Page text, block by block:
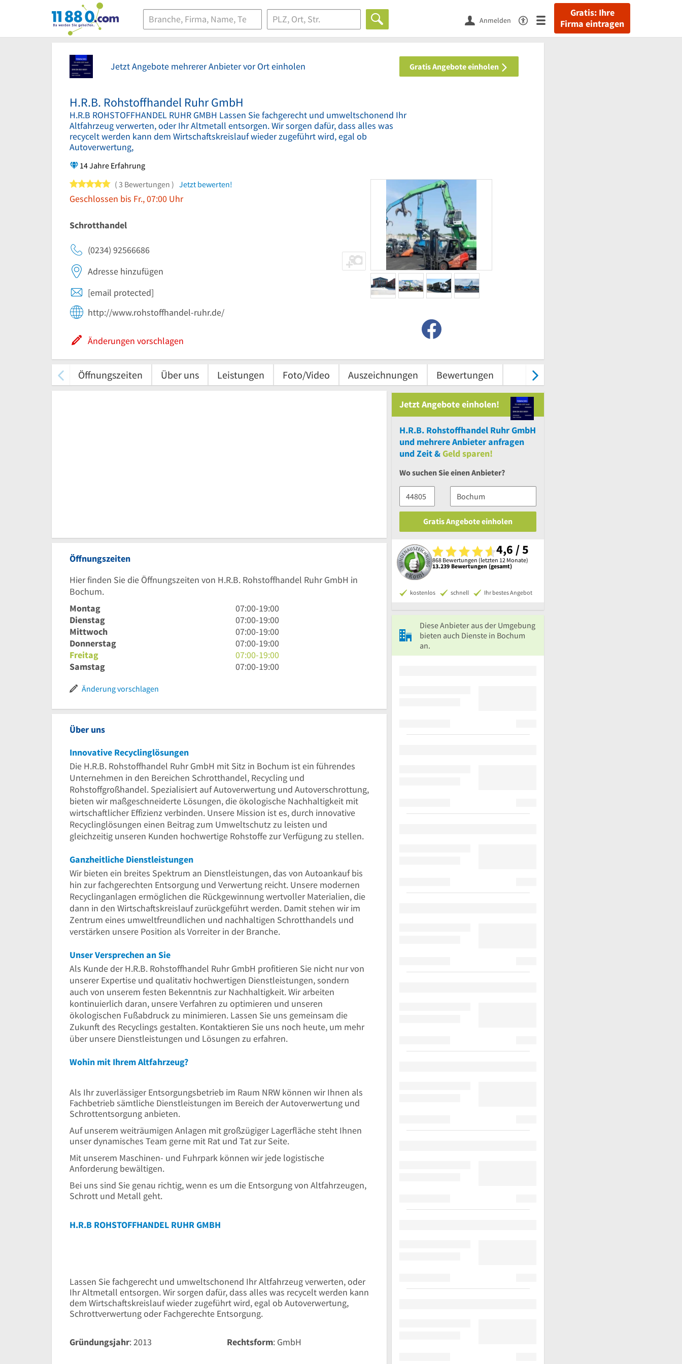
11880.com
Gratis: Ihre
Firma eintragen
Anmelden
Jetzt Angebote mehrerer Anbieter vor Ort einholen Gratis Angebote einholen
H.R.B. Rohstoffhandel Ruhr GmbH
H.R.B ROHSTOFFHANDEL RUHR GMBH Lassen Sie fachgerecht und umweltschonend Ihr
Altfahrzeug verwerten, oder Ihr Altmetall entsorgen. Wir sorgen dafür, dass alles was
recycelt werden kann dem Wirtschaftskreislauf wieder zugeführt wird, egal ob
Autoverwertung,
14 Jahre Erfahrung
5 von 5 Sternen
3 Bewertungen Jetzt bewerten!
Geschlossen bis Fr., 07:00 Uhr
Schrotthandel
(0234) 92566686
Adresse hinzufügen
[email protected]
http://www.rohstoffhandel-ruhr.de/
Änderungen vorschlagen
Öffnungszeiten Über uns Leistungen Foto/Video Auszeichnungen Bewertungen Kontakt
Öffnungszeiten
Hier finden Sie die Öffnungszeiten von H.R.B. Rohstoffhandel Ruhr GmbH in
Bochum.
Montag
7
Uhr
bis
19
Uhr
07:00-19:00
Dienstag
7
Uhr
bis
19
Uhr
07:00-19:00
Mittwoch
7
Uhr
bis
19
07:00-19:00
Donnerstag
7
Uhr
bis
07:00-19:00
Freitag
7
Uhr
07:00-19:00
Samstag
7
Uhr
07:00-19:00
Änderung vorschlagen
Über uns
Innovative Recyclinglösungen
Die H.R.B. Rohstoffhandel Ruhr GmbH mit Sitz in Bochum ist ein führendes
Unternehmen in den Bereichen Schrotthandel, Recycling und
Rohstoffgroßhandel. Spezialisiert auf Autoverwertung und Autoverschrottung,
bieten wir maßgeschneiderte Lösungen, die ökologische Nachhaltigkeit mit
wirtschaftlicher Effizienz verbinden. Unsere Mission ist es, durch innovative
Recyclinglösungen einen Beitrag zum Umweltschutz zu leisten und
gleichzeitig unseren Kunden hochwertige Rohstoffe zur Verfügung zu stellen.
Ganzheitliche Dienstleistungen
Wir bieten ein breites Spektrum an Dienstleistungen, das von Autoankauf bis
hin zur fachgerechten Entsorgung und Verwertung reicht. Unsere modernen
Recyclinganlagen ermöglichen die Rückgewinnung wertvoller Materialien, die
dann in den Wirtschaftskreislauf zurückgeführt werden. Damit stehen wir im
Zentrum eines umweltfreundlichen und nachhaltigen Schrotthandels und
verstärken unsere Position als Vorreiter in der Branche.
Unser Versprechen an Sie
Als Kunde der H.R.B. Rohstoffhandel Ruhr GmbH profitieren Sie nicht nur von
unserer Expertise und qualitativ hochwertigen Dienstleistungen, sondern
auch von unserem festen Bekenntnis zur Nachhaltigkeit. Wir arbeiten
kontinuierlich daran, unsere Verfahren zu optimieren und unseren
ökologischen Fußabdruck zu minimieren. Lassen Sie uns gemeinsam die
Zukunft des Recyclings gestalten. Kontaktieren Sie uns noch heute, um mehr
über unsere Dienstleistungen und Lösungen zu erfahren.
Wohin mit Ihrem Altfahrzeug?
Als Ihr zuverlässiger Entsorgungsbetrieb im Raum NRW können wir Ihnen als
Fachbetrieb sämtliche Dienstleistungen im Bereich der Autoverwertung und
Schrottentsorgung anbieten.
Auf unserem weiträumigen Anlagen mit großzügiger Lagerfläche steht Ihnen
unser dynamisches Team gerne mit Rat und Tat zur Seite.
Mit unserem Maschinen- und Fuhrpark können wir jede logistische
Anforderung bewältigen.
Bei uns sind Sie genau richtig, wenn es um die Entsorgung von Altfahrzeugen,
Schrott und Metall geht.
H.R.B ROHSTOFFHANDEL RUHR GMBH
Lassen Sie fachgerecht und umweltschonend Ihr Altfahrzeug verwerten, oder
Ihr Altmetall entsorgen. Wir sorgen dafür, dass alles was recycelt werden kann
dem Wirtschaftskreislauf wieder zugeführt wird, egal ob Autoverwertung,
Schrottverwertung oder Fachgerechte Entsorgung.
Gründungsjahr: 2013 Rechtsform: GmbH
Jetzt Angebote einholen!
H.R.B. Rohstoffhandel Ruhr GmbH
und mehrereAnbieter anfragen
und Zeit &Geld sparen!
Wo suchen Sie einen Anbieter?
Gratis Angebote einholen
4,6 / 5
868 Bewertungen (letzten 12 Monate)
13.239 Bewertungen (gesamt)
kostenlos schnell Ihr bestes Angebot
Diese Anbieter aus der Umgebung
bieten auch Dienste in Bochum
an.